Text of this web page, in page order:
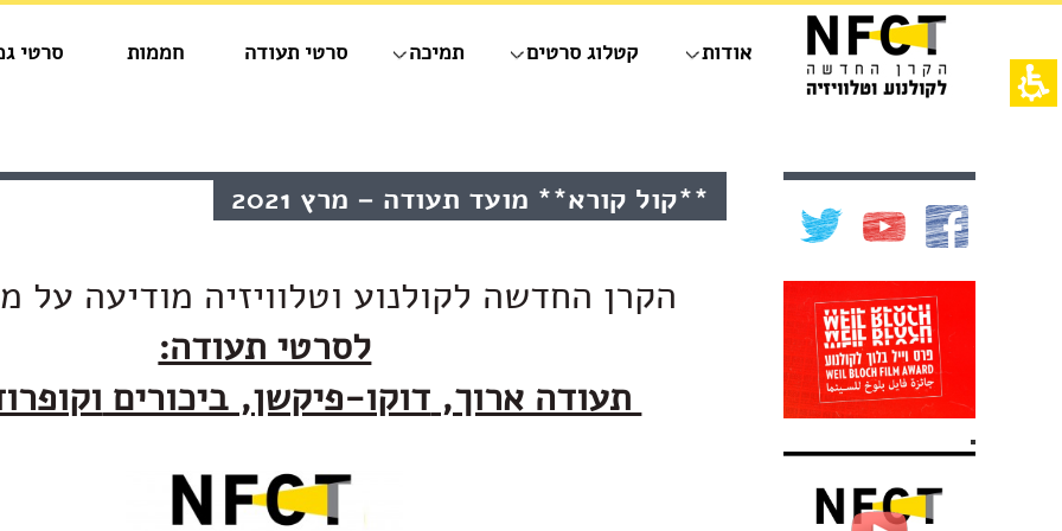
תחילתו
אינטרנט,
לחץ
אודות קטלוג סרטים תמיכה סרטי תעודה חממות סרטי
תוכן**קול קורא** מועד תעודה – מרץ 2021
הקרן החדשה לקולנוע וטלוויזיה מודיעה על
לסרטי תעודה:
תעודה ארוך, דוקו-פיקשן, ביכורים